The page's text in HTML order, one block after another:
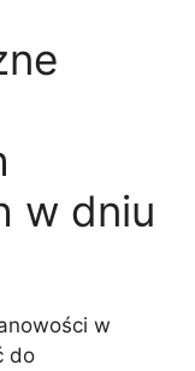
w dniu
w
do